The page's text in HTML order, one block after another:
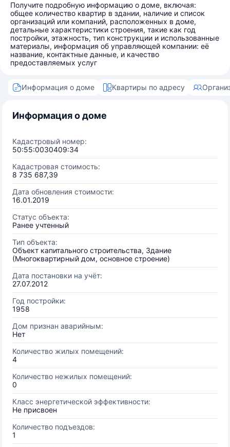
Получите подробную информацию о доме, включая:
общее количество квартир в здании, наличие и список
организаций или компаний, расположенных в доме,
детальные характеристики строения, такие как год
постройки, этажность, тип конструкции и использованные
материалы, информация об управляющей компании: её
название, контактные данные, и качество
предоставляемых услуг
Информация о доме Квартиры по адресу
Информация о доме
Кадастровый номер:
50:55:0030409:34
Кадастровая стоимость:
8 735 687,39
Дата обновления стоимости:
16.01.2019
Статус объекта:
Ранее учтенный
Тип объекта:
Объект капитального строительства, Здание
(Многоквартирный дом, основное строение)
Дата постановки на учёт:
27.07.2012
Год постройки:
1958
Дом признан аварийным:
Нет
Количество жилых помещений:
4
Количество нежилых помещений:
0
Класс энергетической эффективности:
Не присвоен
Количество подъездов:
1